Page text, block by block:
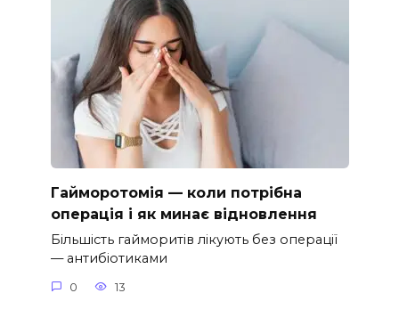
Гайморотомія — коли потрібна
операція і як минає відновлення
Більшість гайморитів лікують без операції
— антибіотиками
0 13